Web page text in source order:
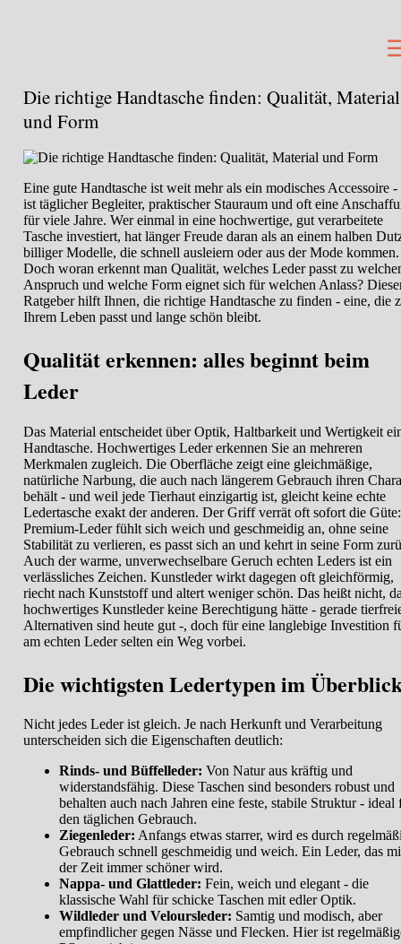
Die richtige Handtasche finden: Qualität, Material
und Form
Eine gute Handtasche ist weit mehr als ein modisches Accessoire -
ist täglicher Begleiter, praktischer Stauraum und oft eine
für viele Jahre. Wer einmal in eine hochwertige, gut verarbeitete
Tasche investiert, hat länger Freude daran als an einem halben
billiger Modelle, die schnell ausleiern oder aus der Mode kommen.
Doch woran erkennt man Qualität, welches Leder passt zu
Anspruch und welche Form eignet sich für welchen Anlass?
Ratgeber hilft Ihnen, die richtige Handtasche zu finden - eine, die
Ihrem Leben passt und lange schön bleibt.
Qualität erkennen: alles beginnt beim
Leder
Das Material entscheidet über Optik, Haltbarkeit und Wertigkeit
Handtasche. Hochwertiges Leder erkennen Sie an mehreren
Merkmalen zugleich. Die Oberfläche zeigt eine gleichmäßige,
natürliche Narbung, die auch nach längerem Gebrauch ihren
behält - und weil jede Tierhaut einzigartig ist, gleicht keine echte
Ledertasche exakt der anderen. Der Griff verrät oft sofort die Güte:
Premium-Leder fühlt sich weich und geschmeidig an, ohne seine
Stabilität zu verlieren, es passt sich an und kehrt in seine Form
Auch der warme, unverwechselbare Geruch echten Leders ist ein
verlässliches Zeichen. Kunstleder wirkt dagegen oft gleichförmig,
riecht nach Kunststoff und altert weniger schön. Das heißt nicht,
hochwertiges Kunstleder keine Berechtigung hätte - gerade
Alternativen sind heute gut -, doch für eine langlebige Investition
am echten Leder selten ein Weg vorbei.
Die wichtigsten Ledertypen im
Nicht jedes Leder ist gleich. Je nach Herkunft und Verarbeitung
unterscheiden sich die Eigenschaften deutlich:
Rinds- und Büffelleder: Von Natur aus kräftig und
widerstandsfähig. Diese Taschen sind besonders robust und
behalten auch nach Jahren eine feste, stabile Struktur - ideal
den täglichen Gebrauch.
Ziegenleder: Anfangs etwas starrer, wird es durch
Gebrauch schnell geschmeidig und weich. Ein Leder, das
der Zeit immer schöner wird.
Nappa- und Glattleder: Fein, weich und elegant - die
klassische Wahl für schicke Taschen mit edler Optik.
Wildleder und Veloursleder: Samtig und modisch, aber
empfindlicher gegen Nässe und Flecken. Hier ist